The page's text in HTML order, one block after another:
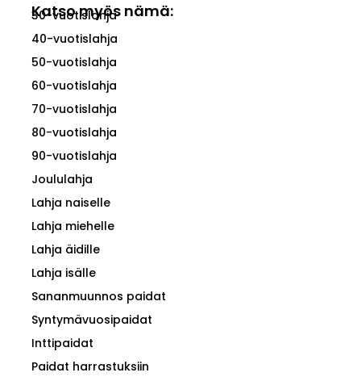
Katso myös nämä:
30-vuotislahja
40-vuotislahja
50-vuotislahja
60-vuotislahja
70-vuotislahja
80-vuotislahja
90-vuotislahja
Joululahja
Lahja naiselle
Lahja miehelle
Lahja äidille
Lahja isälle
Sananmuunnos paidat
Syntymävuosipaidat
Inttipaidat
Paidat harrastuksiin